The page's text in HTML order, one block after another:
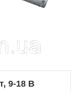
9-18 В